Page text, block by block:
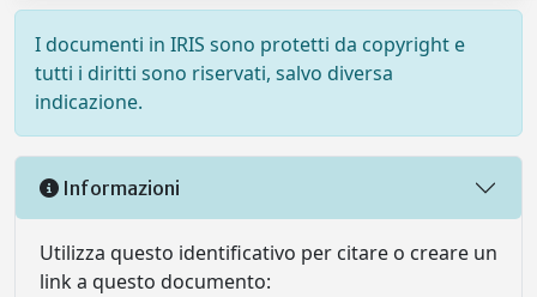
I documenti in IRIS sono protetti da copyright e
tutti i diritti sono riservati, salvo diversa
indicazione.
Informazioni
Utilizza questo identificativo per citare o creare un
link a questo documento: